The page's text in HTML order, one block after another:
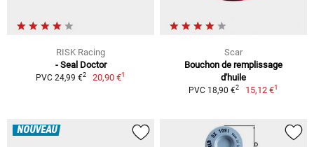
RISK Racing
- Seal Doctor
PVC 24,99 €2 20,90 €1
Scar
Bouchon de remplissage
d'huile
PVC 18,90 €2 15,12 €1
NOUVEAU